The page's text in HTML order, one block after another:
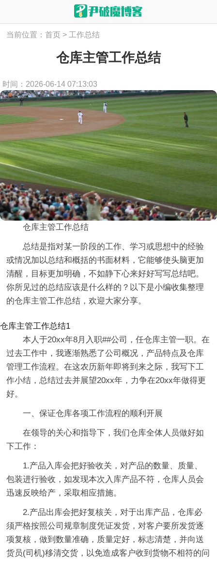
当前位置：首页 > 工作总结
仓库主管工作总结
时间：2026-06-14 07:13:03
仓库主管工作总结
总结是指对某一阶段的工作、学习或思想中的经验
或情况加以总结和概括的书面材料，它能够使头脑更加
清醒，目标更加明确，不如静下心来好好写写总结吧。
你所见过的总结应该是什么样的？以下是小编收集整理
的仓库主管工作总结，欢迎大家分享。
仓库主管工作总结1
本人于20xx年8月入职##公司，任仓库主管一职。在
过去工作中，我逐渐熟悉了公司概况，产品特点及仓库
管理工作流程。在这农历新年即将到来之际，我写下工
作小结，总结过去并展望20xx年，力争在20xx年做得更
好。
一、保证仓库各项工作流程的顺利开展
在领导的关心和指导下，我们仓库全体人员做好如
下工作：
1.产品入库会把好验收关，对产品的数量、质量、
包装进行验收，如发现本次入库产品不符，仓库人员会
迅速反映给产，采取相应措施。
2.产品出库会把好复核关，对于出库产品，仓库必
须严格按照公司规章制度凭证发货，对客户要所发货逐
项复核，做到数量准确，质量定好，标志清楚，并向送
货员(司机)移清交货，以免造成客户收到货物不相符的问